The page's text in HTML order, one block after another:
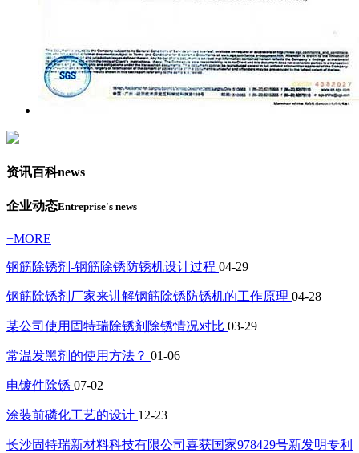
资讯百科news
企业动态Entreprise's news
+MORE
钢筋除锈剂-钢筋除锈防锈机设计过程 04-29
钢筋除锈剂厂家来讲解钢筋除锈防锈机的工作原理 04-28
某公司使用固特瑞除锈剂除锈情况对比 03-29
常温发黑剂的使用方法？ 01-06
电镀件除锈 07-02
涂装前磷化工艺的设计 12-23
长沙固特瑞新材料科技有限公司喜获国家978429号新发明专利